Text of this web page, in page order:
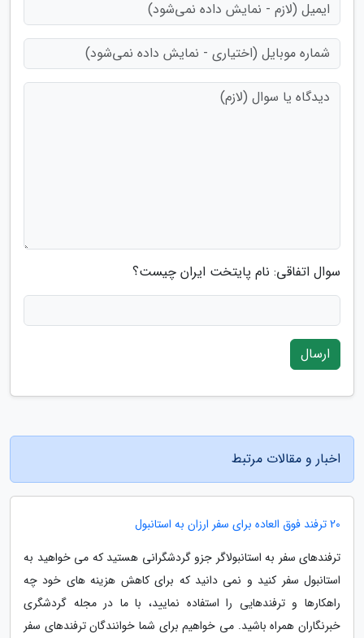
سوال اتفاقی: نام پایتخت ایران چیست؟
ارسال
اخبار و مقالات مرتبط
20 ترفند فوق العاده برای سفر ارزان به استانبول
ترفندهای سفر به استانبولاگر جزو گردشگرانی هستید که می خواهید به
استانبول سفر کنید و نمی دانید که برای کاهش هزینه های خود چه
راهکارها و ترفندهایی را استفاده نمایید، با ما در مجله گردشگری
خبرنگاران همراه باشید. می خواهیم برای شما خوانندگان ترفندهای سفر